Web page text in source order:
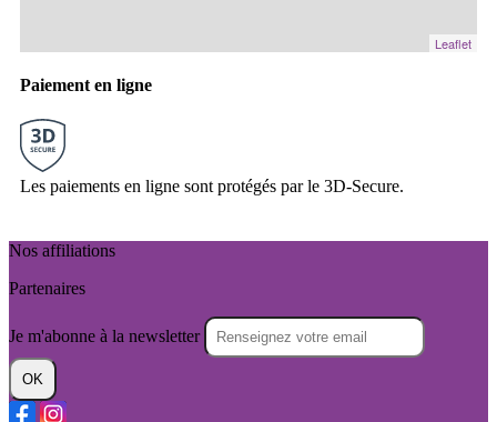
Leaflet
Paiement en ligne
Les paiements en ligne sont protégés par le 3D-Secure.
Nos affiliations
Partenaires
Je m'abonne à la newsletter
OK